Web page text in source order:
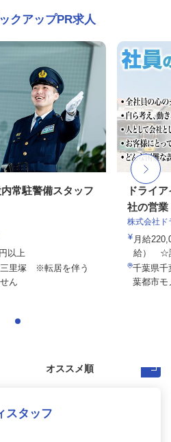
クアップPR求人
常駐警備スタッフ
以上
三里塚 ※転居を伴う
ん
ドライ
社の営業
株式会社ド
月給
給） ☆
千葉県千
葉都市モ
スタッフ